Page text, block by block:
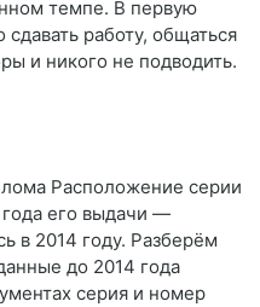
темпе. В первую
работу, общаться
и никого не подводить.
Расположение серии
его выдачи —
в 2014 году. Разберём
до 2014 года
серия и номер